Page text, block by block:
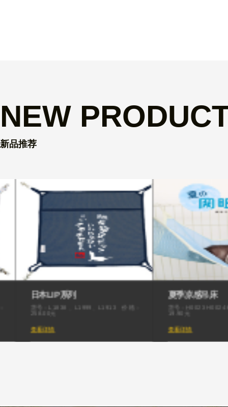
NEW
新品推荐
夏季凉感吊床
货号：H0023 H0024 H0025 价格：
19.90元
查看详情
冻干系列（鸡肉
货号：F0007
18.00元
查看详情